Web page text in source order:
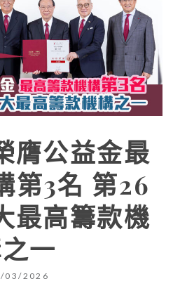
膺公益金最
第3名 第26
最高籌款機
一
03/2026